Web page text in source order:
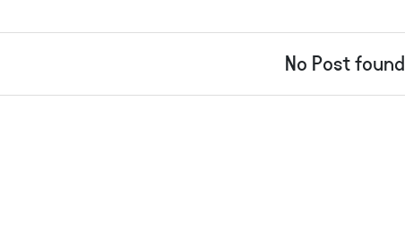
No Post found